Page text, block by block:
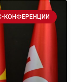
КОНФЕРЕНЦИИ